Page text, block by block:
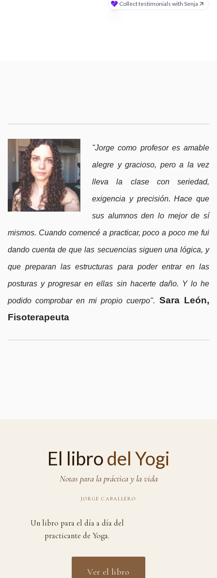
"Jorge como profesor es amable
alegre y gracioso, pero a la vez
lleva la clase con seriedad,
exigencia y precisión. Hace que
sus alumnos den lo mejor de sí
mismos. Cuando comencé a practicar, poco a poco me fui
dando cuenta de que las secuencias siguen una lógica, y
que preparan las estructuras para poder entrar en las
posturas y progresar en ellas sin hacerte daño. Y lo he
podido comprobar en mi propio cuerpo". Sara León,
Fisoterapeuta
El librodel Yogi
Notas para la práctica y la vida
JORGE CABALLERO
Un libro para el día a día del
practicante de Yoga.
Ver el libro